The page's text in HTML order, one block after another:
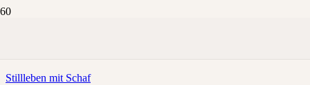
Stillleben mit Schaf